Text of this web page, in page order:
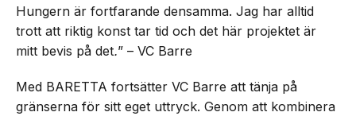
Hungern är fortfarande densamma. Jag har alltid
trott att riktig konst tar tid och det här projektet är
mitt bevis på det.” – VC Barre
Med BARETTA fortsätter VC Barre att tänja på
gränserna för sitt eget uttryck. Genom att kombinera